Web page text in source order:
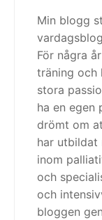
Min blogg
För några
träning och
stora
ha en egen
drömt om
har utbildat
inom
och
och
bloggen